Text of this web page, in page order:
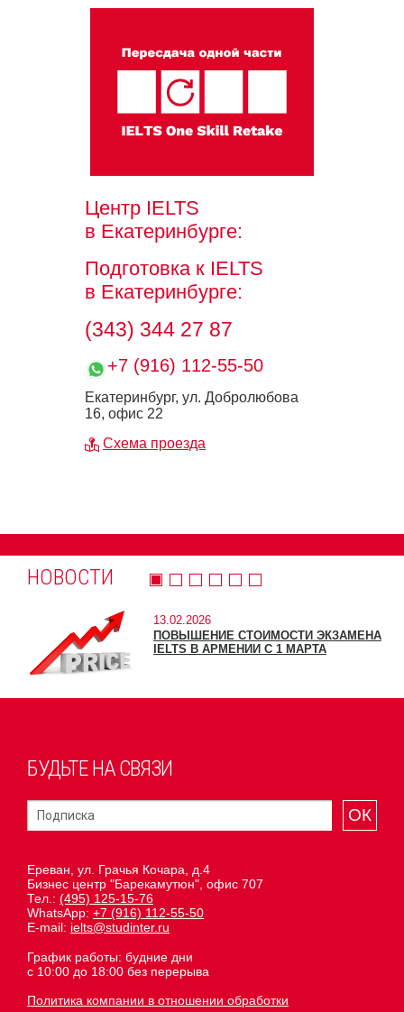
Центр IELTS
в Екатеринбурге:
Подготовка к IELTS
в Екатеринбурге:
(343) 344 27 87
+7 (916) 112-55-50
Екатеринбург, ул. Добролюбова
16, офис 22
Схема проезда
НОВОСТИ
13.02.2026
ПОВЫШЕНИЕ СТОИМОСТИ ЭКЗАМЕНА
IELTS В АРМЕНИИ С 1 МАРТА
БУДЬТЕ НА СВЯЗИ
ОК
Ереван, ул. Грачья Кочара, д.4
Бизнес центр "Барекамутюн", офис 707
Тел.: (495) 125-15-76
WhatsApp: +7 (916) 112-55-50
E-mail: ielts@studinter.ru
График работы: будние дни
с 10:00 до 18:00 без перерыва
Политика компании в отношении обработки